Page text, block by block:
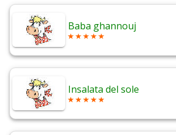
Baba ghannouj
Insalata del sole